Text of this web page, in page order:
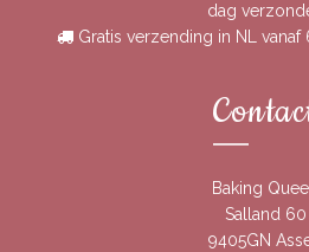
dag
Gratis verzending in NL
Baking
Salland 60
9405GN